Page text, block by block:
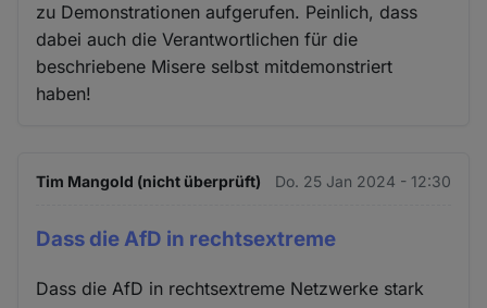
zu Demonstrationen aufgerufen. Peinlich, dass
dabei auch die Verantwortlichen für die
beschriebene Misere selbst mitdemonstriert
haben!
Tim Mangold (nicht überprüft) Do. 25 Jan 2024 - 12:30
Dass die AfD in rechtsextreme
Dass die AfD in rechtsextreme Netzwerke stark